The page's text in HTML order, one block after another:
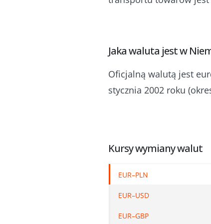
Jaka waluta jest w
Oficjalną walutą jest
stycznia 2002 roku
Kursy wymiany walut
EUR–PLN
EUR–USD
EUR–GBP